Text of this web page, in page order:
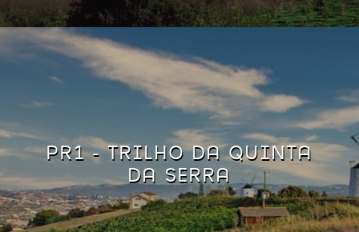
PR1 - TRILHO DA QUINTA
DA SERRA